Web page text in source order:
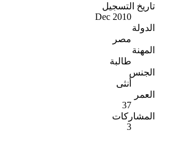
تاريخ التسجيل
Dec 2010
الدولة
مصر
المهنة
طالبة
الجنس
أنثى
العمر
37
المشاركات
3